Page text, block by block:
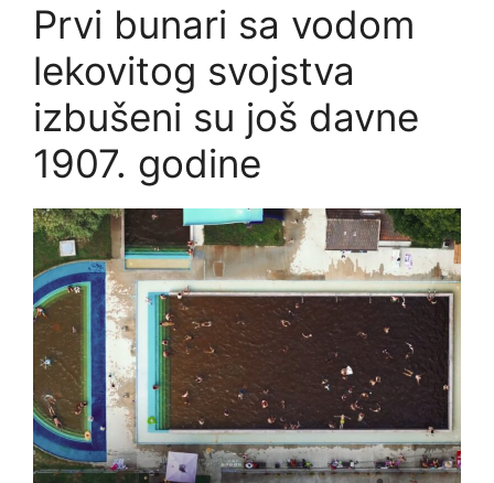
Prvi bunari sa vodom
lekovitog svojstva
izbušeni su još davne
1907. godine